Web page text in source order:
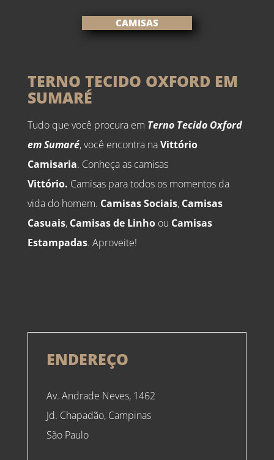
CAMISAS
TERNO TECIDO OXFORD EM
SUMARÉ
Tudo que você procura em Terno Tecido Oxford
em Sumaré, você encontra naVittório
Camisaria. Conheça as camisas
Vittório. Camisas para todos os momentos da
vida do homem. Camisas Sociais, Camisas
Casuais, Camisas de Linhoou Camisas
Estampadas. Aproveite!
ENDEREÇO
Av. Andrade Neves, 1462
Jd. Chapadão, Campinas
São Paulo